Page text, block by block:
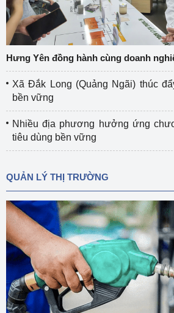
Hưng Yên đồng hành cùng doanh
Xã Đắk Long (Quảng Ngãi) thúc
bền vững
Nhiều địa phương hưởng ứng
tiêu dùng bền vững
QUẢN LÝ THỊ TRƯỜNG